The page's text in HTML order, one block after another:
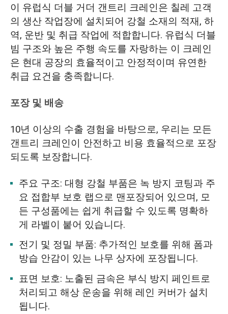
이 유럽식 더블 거더 갠트리 크레인은 칠레 고객
의 생산 작업장에 설치되어 강철 소재의 적재, 하
역, 운반 및 취급 작업에 적합합니다. 유럽식 더블
빔 구조와 높은 주행 속도를 자랑하는 이 크레인
은 현대 공장의 효율적이고 안정적이며 유연한
취급 요건을 충족합니다.
포장 및 배송
10년 이상의 수출 경험을 바탕으로, 우리는 모든
갠트리 크레인이 안전하고 비용 효율적으로 포장
되도록 보장합니다.
주요 구조: 대형 강철 부품은 녹 방지 코팅과 주
요 접합부 보호 랩으로 맨포장되어 있으며, 모
든 구성품에는 쉽게 취급할 수 있도록 명확하
게 라벨이 붙어 있습니다.
전기 및 정밀 부품: 추가적인 보호를 위해 폼과
방습 안감이 있는 나무 상자에 포장됩니다.
표면 보호: 노출된 금속은 부식 방지 페인트로
처리되고 해상 운송을 위해 레인 커버가 설치
됩니다.